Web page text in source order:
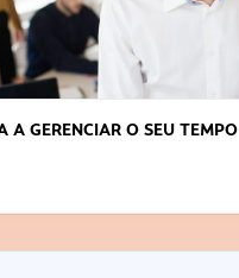
A GERENCIAR O SEU TEMPO